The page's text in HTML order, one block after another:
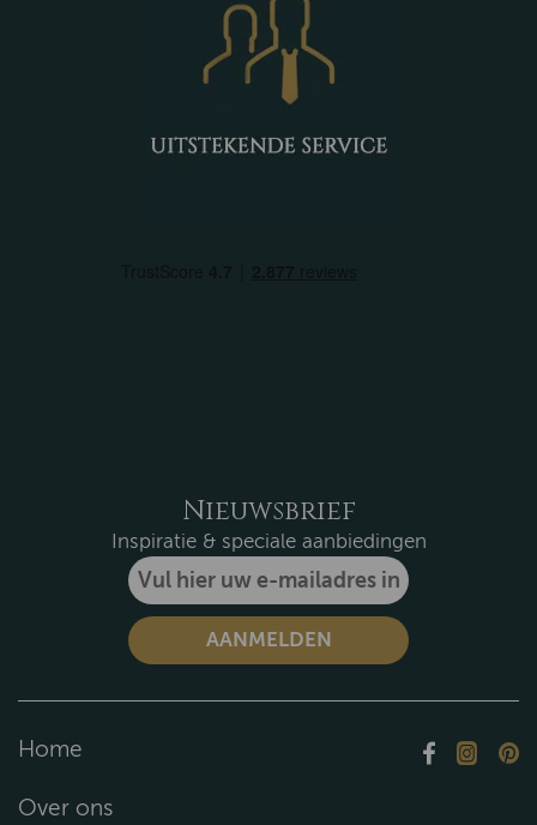
Nieuwsbrief
Inspiratie & speciale aanbiedingen
Home
Over ons